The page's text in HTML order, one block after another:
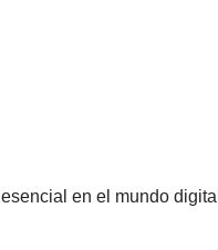
esencial en el mundo